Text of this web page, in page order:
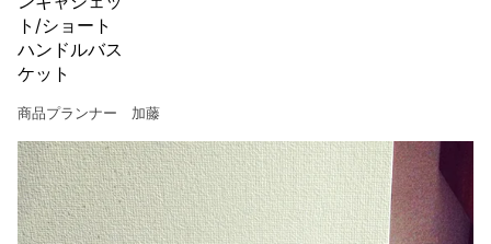
商品プランナー 加藤